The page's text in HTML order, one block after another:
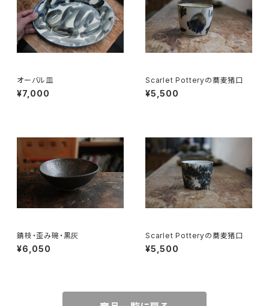
オーバル皿
¥7,000
Scarlet Potteryの蕎麦猪口
¥5,500
錆枝・歪み碗・黒灰
¥6,050
Scarlet Potteryの蕎麦猪口
¥5,500